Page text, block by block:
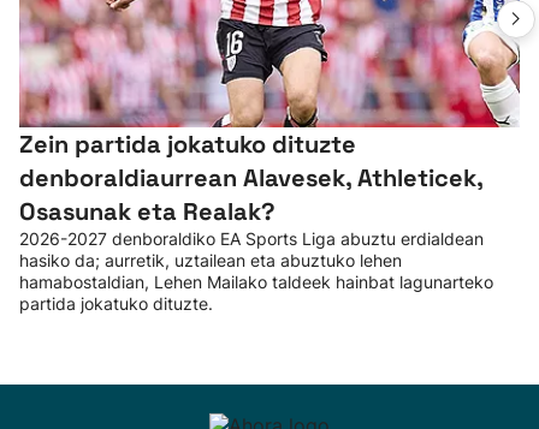
Zein partida jokatuko dituzte
denboraldiaurrean Alavesek, Athleticek,
Osasunak eta Realak?
2026-2027 denboraldiko EA Sports Liga abuztu erdialdean
hasiko da; aurretik, uztailean eta abuztuko lehen
hamabostaldian, Lehen Mailako taldeek hainbat lagunarteko
partida jokatuko dituzte.